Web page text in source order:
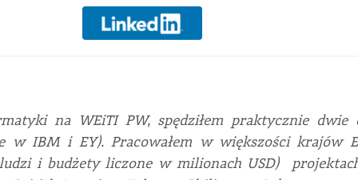
na WEiTI PW, spędziłem praktycznie dwie
w IBM i EY). Pracowałem w większości krajów
i budżety liczone w milionach USD)